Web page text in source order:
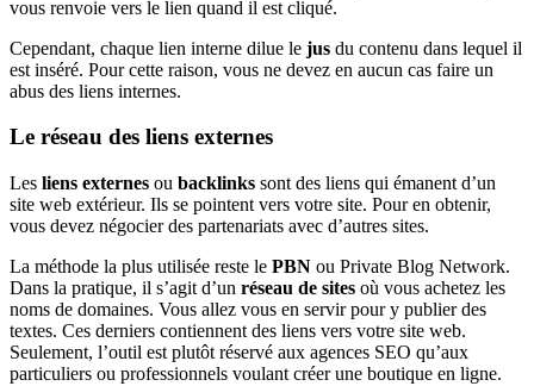
vous renvoie vers le lien quand il est cliqué.
Cependant, chaque lien interne dilue le jus du contenu dans lequel il
est inséré. Pour cette raison, vous ne devez en aucun cas faire un
abus des liens internes.
Le réseau des liens externes
Les liens externes ou backlinks sont des liens qui émanent d’un
site web extérieur. Ils se pointent vers votre site. Pour en obtenir,
vous devez négocier des partenariats avec d’autres sites.
La méthode la plus utilisée reste le PBN ou Private Blog Network.
Dans la pratique, il s’agit d’un réseau de sites où vous achetez les
noms de domaines. Vous allez vous en servir pour y publier des
textes. Ces derniers contiennent des liens vers votre site web.
Seulement, l’outil est plutôt réservé aux agences SEO qu’aux
particuliers ou professionnels voulant créer une boutique en ligne.